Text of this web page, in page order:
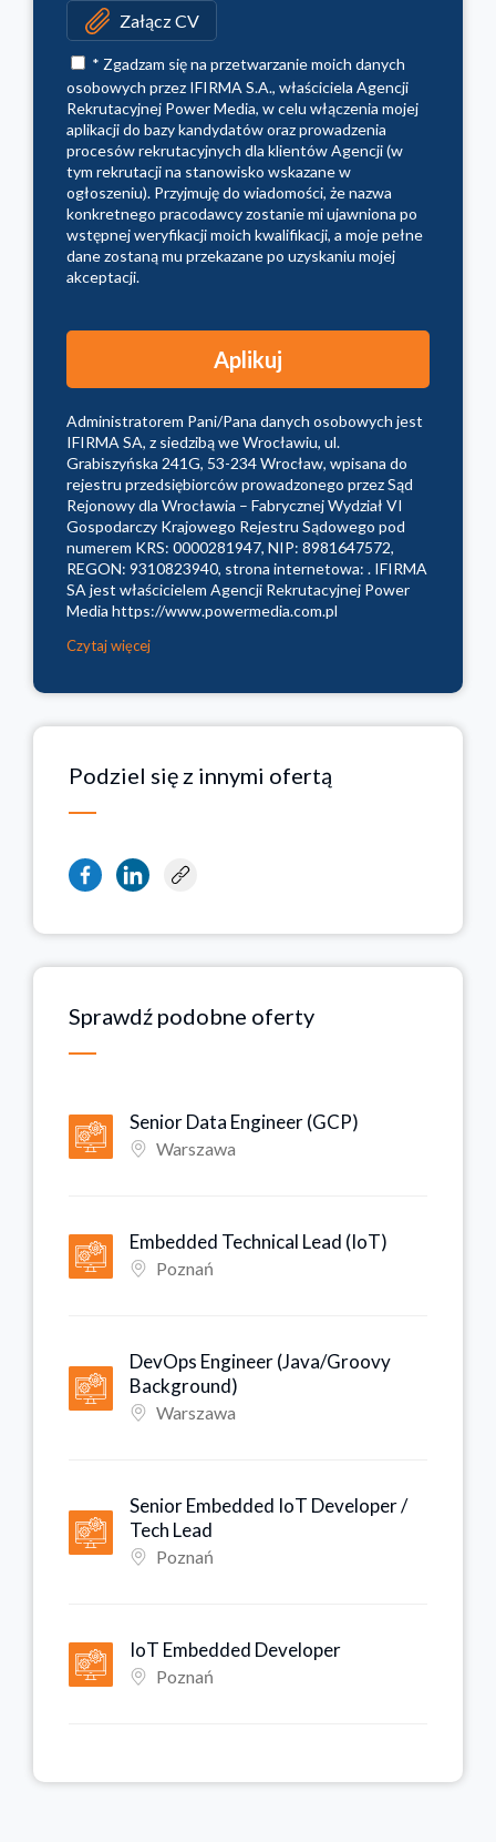
Załącz CV
* Zgadzam się na przetwarzanie moich danych
osobowych przez IFIRMA S.A., właściciela Agencji
Rekrutacyjnej Power Media, w celu włączenia mojej
aplikacji do bazy kandydatów oraz prowadzenia
procesów rekrutacyjnych dla klientów Agencji (w
tym rekrutacji na stanowisko wskazane w
ogłoszeniu). Przyjmuję do wiadomości, że nazwa
konkretnego pracodawcy zostanie mi ujawniona po
wstępnej weryfikacji moich kwalifikacji, a moje pełne
dane zostaną mu przekazane po uzyskaniu mojej
akceptacji.
Administratorem Pani/Pana danych osobowych jest
IFIRMA SA, z siedzibą we Wrocławiu, ul.
Grabiszyńska 241G, 53-234 Wrocław, wpisana do
rejestru przedsiębiorców prowadzonego przez Sąd
Rejonowy dla Wrocławia – Fabrycznej Wydział VI
Gospodarczy Krajowego Rejestru Sądowego pod
numerem KRS: 0000281947, NIP: 8981647572,
REGON: 9310823940, strona internetowa: . IFIRMA
SA jest właścicielem Agencji Rekrutacyjnej Power
Media https://www.powermedia.com.pl
Czytaj więcej
Podziel się z innymi ofertą
Sprawdź podobne oferty
Senior Data Engineer (GCP)
Warszawa
Embedded Technical Lead (IoT)
Poznań
DevOps Engineer (Java/Groovy
Background)
Warszawa
Senior Embedded IoT Developer /
Tech Lead
Poznań
IoT Embedded Developer
Poznań